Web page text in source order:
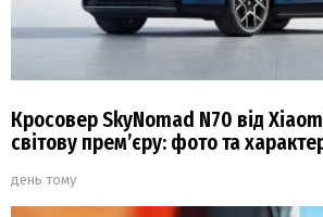
Кросовер SkyNomad N70 від
світову прем’єру: фото та
день тому